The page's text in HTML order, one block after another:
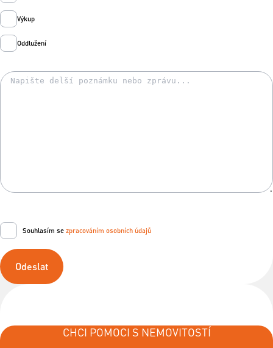
Výkup
Oddlužení
Souhlasím se zpracováním osobních údajů
Odeslat
CHCI POMOCI S NEMOVITOSTÍ